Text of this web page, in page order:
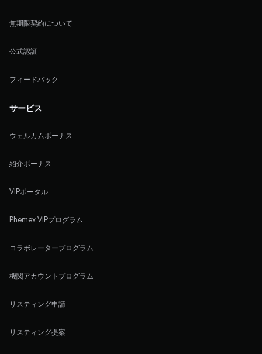
無期限契約について
公式認証
フィードバック
サービス
ウェルカムボーナス
紹介ボーナス
VIPポータル
Phemex VIPプログラム
コラボレータープログラム
機関アカウントプログラム
リスティング申請
リスティング提案